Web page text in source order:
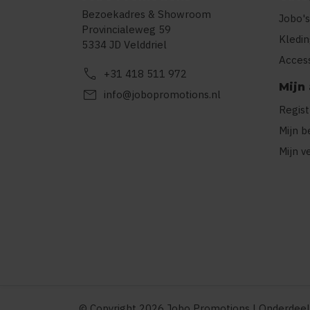
Bezoekadres & Showroom
Provincialeweg 59
5334 JD Velddriel
call +31 418 511 972
mail info@jobopromotions.nl
Mijn
Mijn
Mijn